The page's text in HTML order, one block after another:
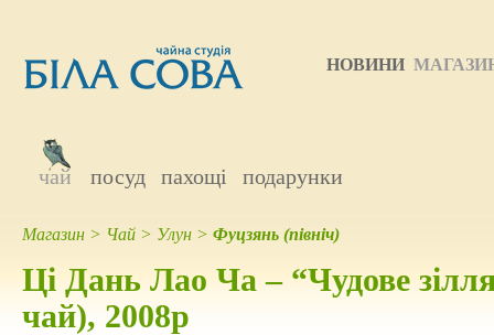
НОВИНИ
чай посуд пахощі подарунки
Магазин > Чай > Улун > Фуцзянь (північ)
Ці Дань Лао Ча – “Чудове
чай), 2008р